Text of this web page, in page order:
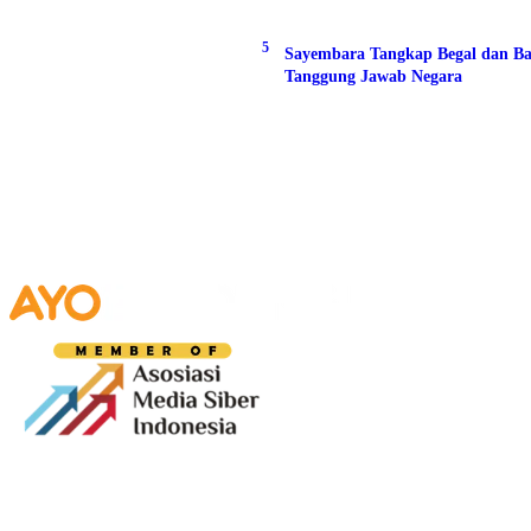
5
Sayembara Tangkap Begal dan
Tanggung Jawab Negara